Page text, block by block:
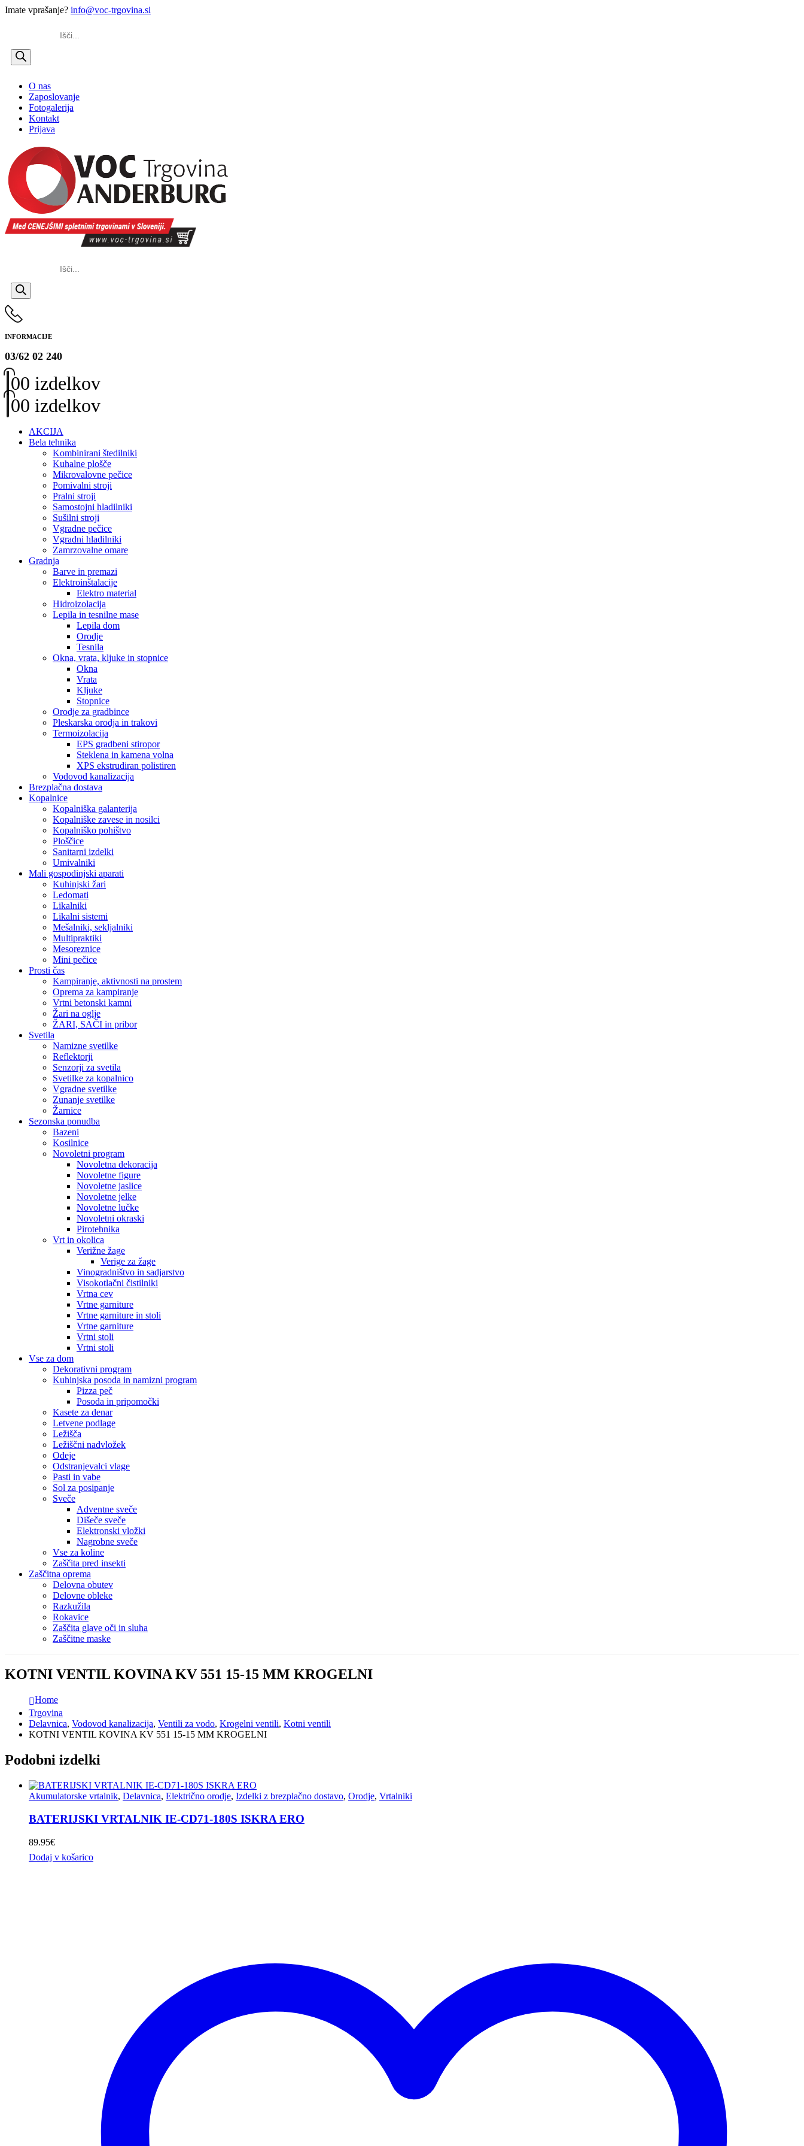
Imate vprašanje? info@voc-trgovina.si
O nas
Zaposlovanje
Fotogalerija
Kontakt
Prijava
INFORMACIJE
03/62 02 240
00 izdelkov
00 izdelkov
AKCIJA
Bela tehnika
Kombinirani štedilniki
Kuhalne plošče
Mikrovalovne pečice
Pomivalni stroji
Pralni stroji
Samostojni hladilniki
Sušilni stroji
Vgradne pečice
Vgradni hladilniki
Zamrzovalne omare
Gradnja
Barve in premazi
Elektroinštalacije
Elektro material
Hidroizolacija
Lepila in tesnilne mase
Lepila dom
Orodje
Tesnila
Okna, vrata, kljuke in stopnice
Okna
Vrata
Kljuke
Stopnice
Orodje za gradbince
Pleskarska orodja in trakovi
Termoizolacija
EPS gradbeni stiropor
Steklena in kamena volna
XPS ekstrudiran polistiren
Vodovod kanalizacija
Brezplačna dostava
Kopalnice
Kopalniška galanterija
Kopalniške zavese in nosilci
Kopalniško pohištvo
Ploščice
Sanitarni izdelki
Umivalniki
Mali gospodinjski aparati
Kuhinjski žari
Ledomati
Likalniki
Likalni sistemi
Mešalniki, sekljalniki
Multipraktiki
Mesoreznice
Mini pečice
Prosti čas
Kampiranje, aktivnosti na prostem
Oprema za kampiranje
Vrtni betonski kamni
Žari na oglje
ŽARI, SAČI in pribor
Svetila
Namizne svetilke
Reflektorji
Senzorji za svetila
Svetilke za kopalnico
Vgradne svetilke
Zunanje svetilke
Žarnice
Sezonska ponudba
Bazeni
Kosilnice
Novoletni program
Novoletna dekoracija
Novoletne figure
Novoletne jaslice
Novoletne jelke
Novoletne lučke
Novoletni okraski
Pirotehnika
Vrt in okolica
Verižne žage
Verige za žage
Vinogradništvo in sadjarstvo
Visokotlačni čistilniki
Vrtna cev
Vrtne garniture
Vrtne garniture in stoli
Vrtne garniture
Vrtni stoli
Vrtni stoli
Vse za dom
Dekorativni program
Kuhinjska posoda in namizni program
Pizza peč
Posoda in pripomočki
Kasete za denar
Letvene podlage
Ležišča
Ležiščni nadvložek
Odeje
Odstranjevalci vlage
Pasti in vabe
Sol za posipanje
Sveče
Adventne sveče
Dišeče sveče
Elektronski vložki
Nagrobne sveče
Vse za koline
Zaščita pred insekti
Zaščitna oprema
Delovna obutev
Delovne obleke
Razkužila
Rokavice
Zaščita glave oči in sluha
Zaščitne maske
KOTNI VENTIL KOVINA KV 551 15-15 MM KROGELNI
Home
Trgovina
Delavnica, Vodovod kanalizacija, Ventili za vodo, Krogelni ventili, Kotni ventili
KOTNI VENTIL KOVINA KV 551 15-15 MM KROGELNI
Podobni izdelki
Akumulatorske vrtalnik, Delavnica, Električno orodje, Izdelki z brezplačno dostavo, Orodje, Vrtalniki
BATERIJSKI VRTALNIK IE-CD71-180S ISKRA ERO
89.95€
Dodaj v košarico